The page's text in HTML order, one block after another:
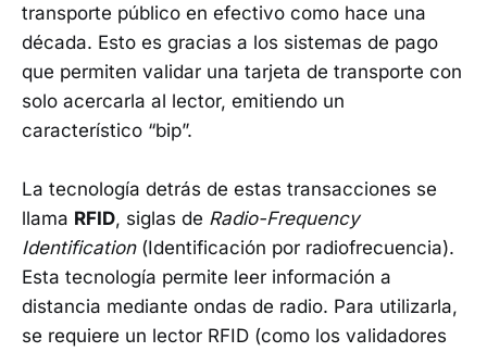
transporte público en efectivo como hace una
década. Esto es gracias a los sistemas de pago
que permiten validar una tarjeta de transporte con
solo acercarla al lector, emitiendo un
característico “bip”.
La tecnología detrás de estas transacciones se
llama RFID, siglas de Radio-Frequency
Identification(Identificación por radiofrecuencia).
Esta tecnología permite leer información a
distancia mediante ondas de radio. Para utilizarla,
se requiere un lector RFID (como los validadores